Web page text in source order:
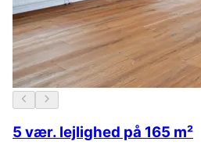
5 vær. lejlighed på 165 m²